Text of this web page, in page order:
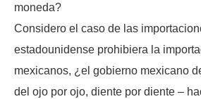
moneda?
Considero el caso de las
estadounidense prohibiera la
mexicanos, ¿el gobierno mexicano
del ojo por ojo, diente por diente –